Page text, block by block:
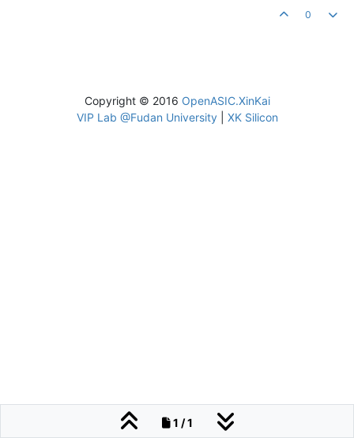
0
1 / 1
Copyright © 2016 OpenASIC.XinKai
VIP Lab @Fudan University| XK Silicon